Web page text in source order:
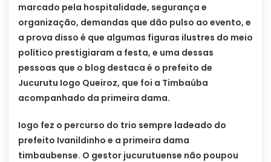
marcado pela hospitalidade, segurança e
organização, demandas que dão pulso ao evento, e
a prova disso é que algumas figuras ilustres do meio
político prestigiaram a festa, e uma dessas
pessoas que o blog destaca é o prefeito de
Jucurutu Iogo Queiroz, que foi a Timbaúba
acompanhado da primeira dama.
Iogo fez o percurso do trio sempre ladeado do
prefeito Ivanildinho e a primeira dama
timbaubense. O gestor jucurutuense não poupou